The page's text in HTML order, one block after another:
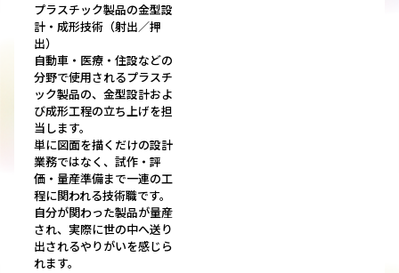
プラスチック製品の金型設
計・成形技術（射出／押
出）
自動車・医療・住設などの
分野で使用されるプラスチ
ック製品の、金型設計およ
び成形工程の立ち上げを担
当します。
単に図面を描くだけの設計
業務ではなく、試作・評
価・量産準備まで一連の工
程に関われる技術職です。
自分が関わった製品が量産
され、実際に世の中へ送り
出されるやりがいを感じら
れます。